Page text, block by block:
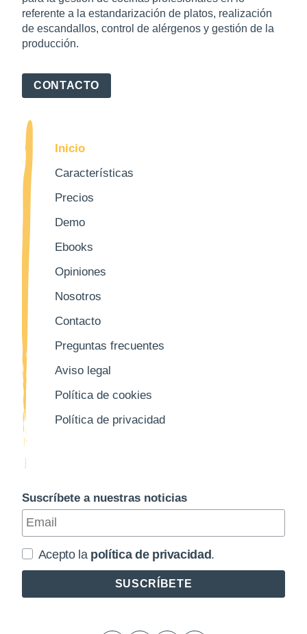
referente a la estandarización de platos, realización
de escandallos, control de alérgenos y gestión de la
producción.
CONTACTO
Inicio
Características
Precios
Demo
Ebooks
Opiniones
Nosotros
Contacto
Preguntas frecuentes
Aviso legal
Política de cookies
Política de privacidad
Suscríbete a nuestras noticias
Acepto la política de privacidad.